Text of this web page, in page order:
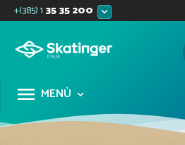
+(385) 135 35 200 
 MENÙ 